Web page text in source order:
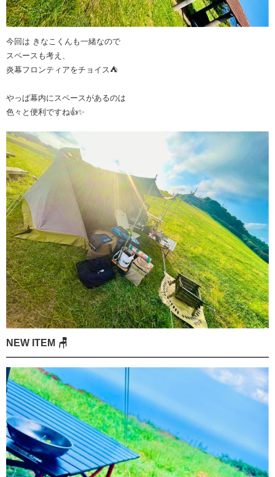
今回は きなこくんも一緒なので
スペースも考え、
炎幕フロンティアをチョイス⛺️
やっぱ幕内にスペースがあるのは
色々と便利ですね👍✨
NEW ITEM 🪑